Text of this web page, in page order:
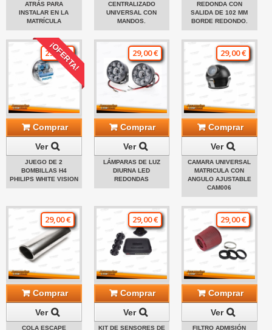
ATRÁS PARA
INSTALAR EN LA
MATRÍCULA
CENTRALIZADO
UNIVERSAL CON
MANDOS.
REDONDA CON
SALIDA DE 102 MM
BORDE REDONDO.
¡OFERTA!
29,00 €
Comprar
Ver
JUEGO DE 2
BOMBILLAS H4
PHILIPS WHITE VISION
29,00 €
Comprar
Ver
LÁMPARAS DE LUZ
DIURNA LED
REDONDAS
29,00 €
Comprar
Ver
CAMARA UNIVERSAL
MATRICULA CON
ANGULO AJUSTABLE
CAM006
29,00 €
Comprar
Ver
COLA ESCAPE
29,00 €
Comprar
Ver
KIT DE SENSORES DE
29,00 €
Comprar
Ver
FILTRO ADMISIÓN